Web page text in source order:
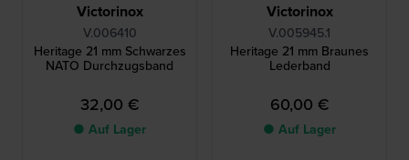
Victorinox
V.006410
Heritage 21 mm Schwarzes
NATO Durchzugsband
32,00 €
● Auf Lager
Victorinox
V.005945.1
Heritage 21 mm Braunes
Lederband
60,00 €
● Auf Lager